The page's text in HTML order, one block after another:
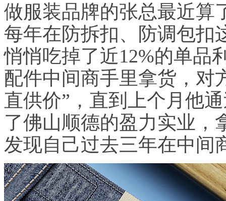
做服装品牌的张总最近算
每年在防拆扣、防调包扣
悄悄吃掉了近12%的单品
配件中间商手里拿货，对
直供价”，直到上个月他
了佛山顺德的盈力实业，
发现自己过去三年在中间